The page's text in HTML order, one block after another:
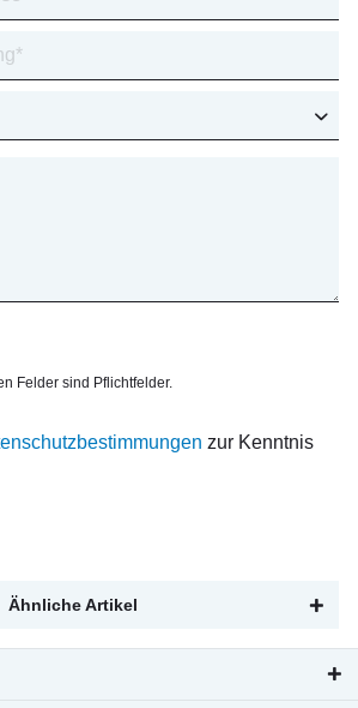
Felder sind Pflichtfelder.
zur Kenntnis
Ähnliche Artikel